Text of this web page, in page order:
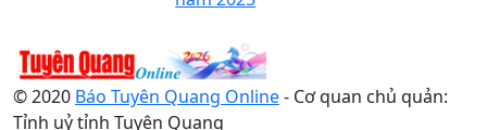
© 2020 Báo Tuyên Quang Online- Cơ quan chủ quản:
Tỉnh uỷ tỉnh Tuyên Quang